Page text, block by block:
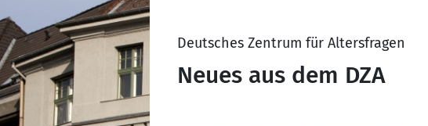
Deutsches Zentrum für Altersfragen
Neues aus dem DZA